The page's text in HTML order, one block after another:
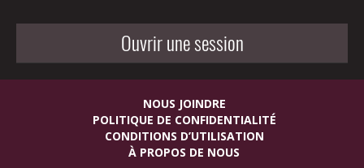
Ouvrir une session
NOUS JOINDRE
POLITIQUE DE CONFIDENTIALITÉ
CONDITIONS D’UTILISATION
À PROPOS DE NOUS